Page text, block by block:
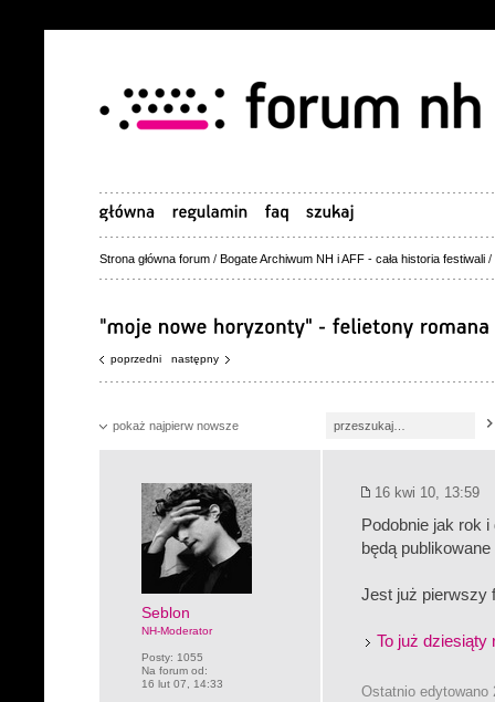
Strona główna forum / Bogate Archiwum NH i AFF - cała historia festiwali /
poprzedni następny
pokaż najpierw nowsze
Seblon
NH-Moderator
Posty: 1055
Na forum od:
16 lut 07, 14:33
16 kwi 10, 13:59
Podobnie jak rok
będą
Jest już pierwszy
To już dziesiąty
Ostatnio